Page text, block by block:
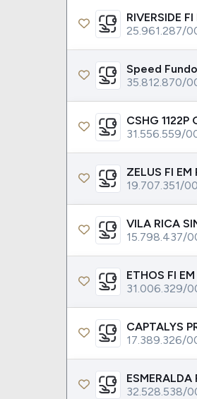
25.961.287/
35.812.870/
31.556.559/
19.707.351/
15.798.437/
31.006.329/
17.389.326/
32.528.538/